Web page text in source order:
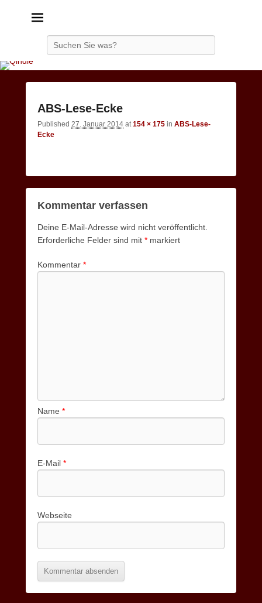
ABS-Lese-Ecke
Published 27. Januar 2014 at154 × 175 in ABS-Lese-
Ecke
Kommentar verfassen
Deine E-Mail-Adresse wird nicht veröffentlicht.
Erforderliche Felder sind mit * markiert
Kommentar *
Name *
E-Mail *
Webseite